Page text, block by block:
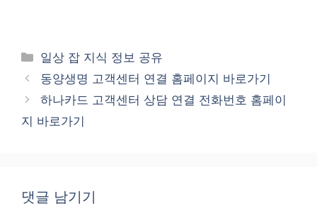
카
테
고
리
일상 잡 지식 정보 공유
동양생명 고객센터 연결 홈페이지 바로가기
하나카드 고객센터 상담 연결 전화번호 홈페이
지 바로가기
댓글 남기기